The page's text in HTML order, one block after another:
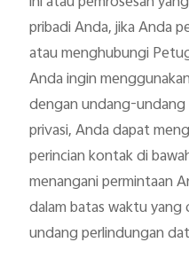
pribadi Anda, jika Anda
atau menghubungi
Anda ingin
dengan undang-
privasi, Anda dapat
perincian kontak di
menangani permintaan
dalam batas waktu
undang perlindungan